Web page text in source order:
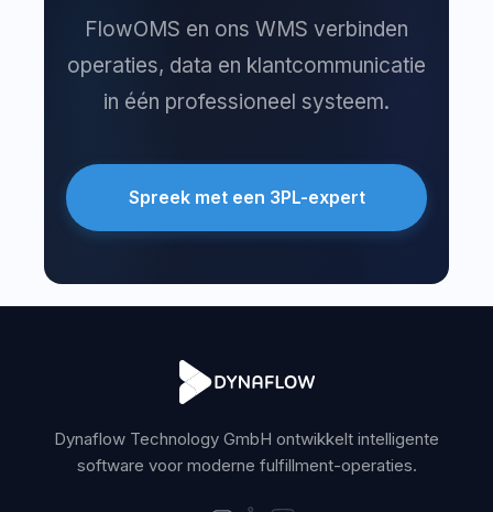
FlowOMS en ons WMS verbinden
operaties, data en klantcommunicatie
in één professioneel systeem.
Spreek met een 3PL-expert
Dynaflow Technology GmbH ontwikkelt intelligente
software voor moderne fulfillment-operaties.